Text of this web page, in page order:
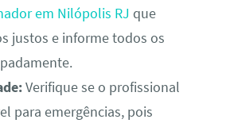
em Nilópolis RJ que
justos e informe todos os
Verifique se o profissional
para emergências, pois